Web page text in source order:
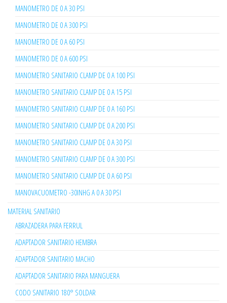
MANOMETRO DE 0 A 30 PSI
MANOMETRO DE 0 A 300 PSI
MANOMETRO DE 0 A 60 PSI
MANOMETRO DE 0 A 600 PSI
MANOMETRO SANITARIO CLAMP DE 0 A 100 PSI
MANOMETRO SANITARIO CLAMP DE 0 A 15 PSI
MANOMETRO SANITARIO CLAMP DE 0 A 160 PSI
MANOMETRO SANITARIO CLAMP DE 0 A 200 PSI
MANOMETRO SANITARIO CLAMP DE 0 A 30 PSI
MANOMETRO SANITARIO CLAMP DE 0 A 300 PSI
MANOMETRO SANITARIO CLAMP DE 0 A 60 PSI
MANOVACUOMETRO -30INHG A 0 A 30 PSI
MATERIAL SANITARIO
ABRAZADERA PARA FERRUL
ADAPTADOR SANITARIO HEMBRA
ADAPTADOR SANITARIO MACHO
ADAPTADOR SANITARIO PARA MANGUERA
CODO SANITARIO 180° SOLDAR